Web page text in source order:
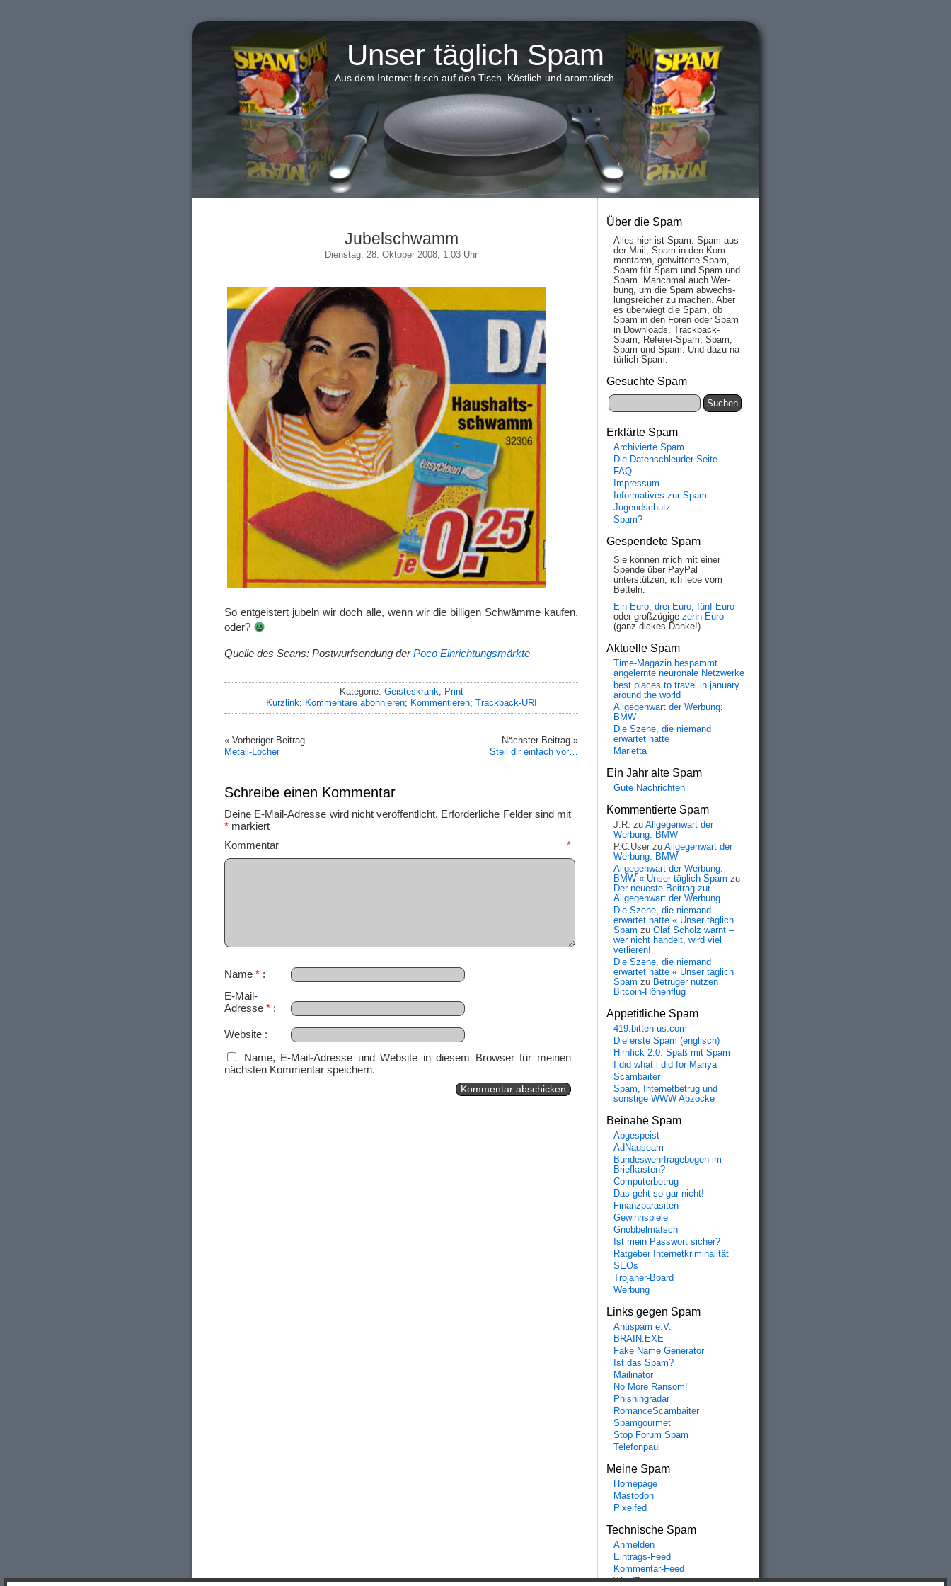
Unser täglich Spam
Aus dem Internet frisch auf den Tisch. Köstlich und aromatisch.
Jubelschwamm
Dienstag, 28. Oktober 2008, 1:03 Uhr
So entgeistert jubeln wir doch alle, wenn wir die billigen Schwämme kaufen,
oder?
Quelle des Scans: Postwurfsendung derPoco Einrichtungsmärkte
Kategorie: Geisteskrank
Print
Kurzlink; Kommentare abonnieren; Kommentieren; Trackback-URI
« Vorheriger Beitrag
Metall-Locher
Nächster Beitrag »
Steil dir einfach vor…
Schreibe einen Kommentar
Deine E-Mail-Adresse wird nicht veröffentlicht. Erforderliche Felder sind mit
* markiert
Kommentar *
Name *
E-Mail-
Adresse *
Website
Name, E-Mail-Adresse und Website in diesem Browser für meinen
nächsten Kommentar speichern.
Über die Spam
Alles hier ist Spam. Spam aus
der Mail, Spam in den Kom­
men­taren, ge­twit­ter­te Spam,
Spam für Spam und Spam und
Spam. Manch­mal auch Wer­
bung, um die Spam ab­wechs­
lungs­reich­er zu mach­en. Aber
es über­wiegt die Spam, ob
Spam in den Fo­ren oder Spam
in Down­loads, Track­back-
Spam, Re­fe­rer-Spam, Spam,
Spam und Spam. Und da­zu na­
tür­lich Spam.
Gesuchte Spam
Erklärte Spam
Archivierte Spam
Die Datenschleuder-Seite
FAQ
Impressum
Informatives zur Spam
Jugendschutz
Spam?
Gespendete Spam
Sie können mich mit einer
Spende über PayPal
unterstützen, ich lebe vom
Betteln:
Ein Euro, drei Euro, fünf Euro
oder großzügige zehn Euro
(ganz dickes Danke!)
Aktuelle Spam
Time-Magazin bespammt
angelernte neuronale Netzwerke
best places to travel in january
around the world
Allgegenwart der Werbung:
BMW
Die Szene, die niemand
erwartet hatte
Marietta
Ein Jahr alte Spam
Gute Nachrichten
Kommentierte Spam
J.R. zu Allgegenwart der
Werbung: BMW
P.C.User zu Allgegenwart der
Werbung: BMW
Allgegenwart der Werbung:
BMW « Unser täglich Spam zu
Der neueste Beitrag zur
Allgegenwart der Werbung
Die Szene, die niemand
erwartet hatte « Unser täglich
Spam zu Olaf Scholz warnt –
wer nicht handelt, wird viel
verlieren!
Die Szene, die niemand
erwartet hatte « Unser täglich
Spam zu Betrüger nutzen
Bitcoin-Höhenflug
Appetitliche Spam
419.bitten us.com
Die erste Spam (englisch)
Hirnfick 2.0: Spaß mit Spam
I did what i did for Mariya
Scambaiter
Spam, Internetbetrug und
sonstige WWW Abzocke
Beinahe Spam
Abgespeist
AdNauseam
Bundeswehrfragebogen im
Briefkasten?
Computerbetrug
Das geht so gar nicht!
Finanzparasiten
Gewinnspiele
Gnobbelmatsch
Ist mein Passwort sicher?
Ratgeber Internetkriminalität
SEOs
Trojaner-Board
Werbung
Links gegen Spam
Antispam e.V.
BRAIN.EXE
Fake Name Generator
Ist das Spam?
Mailinator
No More Ransom!
Phishingradar
RomanceScambaiter
Spamgourmet
Stop Forum Spam
Telefonpaul
Meine Spam
Homepage
Mastodon
Pixelfed
Technische Spam
Anmelden
Eintrags-Feed
Kommentar-Feed
WordPress.org